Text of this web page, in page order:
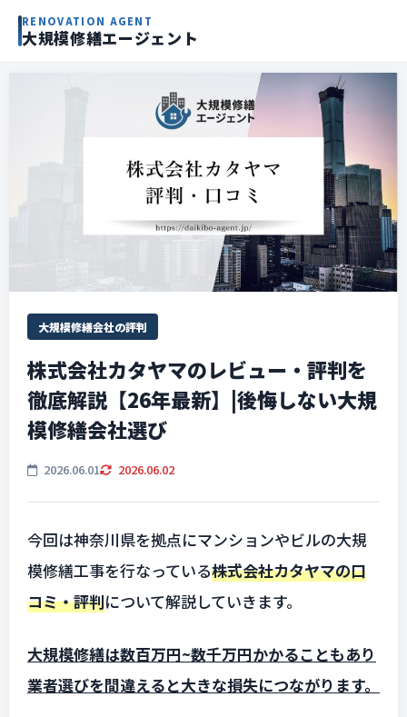
RENOVATION AGENT
大規模修繕エージェント
大規模修繕会社の評判
株式会社カタヤマのレビュー・評判を
徹底解説【26年最新】|後悔しない大規
模修繕会社選び
2026.06.01 2026.06.02
今回は神奈川県を拠点にマンションやビルの大規
模修繕工事を行なっている株式会社カタヤマの口
コミ・評判について解説していきます。
大規模修繕は数百万円~数千万円かかることもあり
業者選びを間違えると大きな損失につながります。